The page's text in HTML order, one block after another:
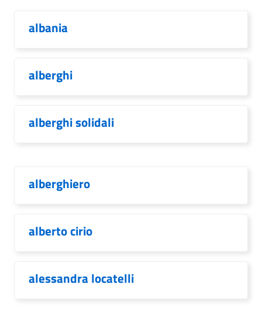
albania
alberghi
alberghi solidali
alberghiero
alberto cirio
alessandra locatelli